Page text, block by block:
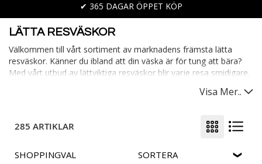
✔ 365 DAGAR ÖPPET KÖP
LÄTTA RESVÄSKOR
Välkommen till vårt sortiment av marknadens främsta lätta
resväskor. Känner du ibland att din väska är för tung att bära?
Med vårt utbud av lättviktiga resväskor blir varje resa smidigare.
utan onödig tyngd. Bland vårt utbud hittar du lätta kabinväskor,
väska gör varje resa behagligare, oavsett var du ska.
Visa Mer..
285 ARTIKLAR
SHOPPINGVAL SORTERA